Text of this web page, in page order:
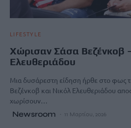
LIFESTYLE
Χώρισαν Σάσα Βεζένκοβ
Ελευθεριάδου
Μια δυσάρεστη είδηση ήρθε στο φως
Βεζένκοβ και Νικόλ Ελευθεριάδου
χωρίσουν…
Newsroom 11 Μαρτίου, 2026